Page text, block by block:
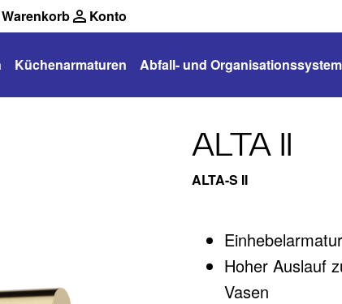
Warenkorb Konto
Küchenarmaturen Abfall- und
ALTA II
ALTA-S II
Hoher Auslauf
Vasen